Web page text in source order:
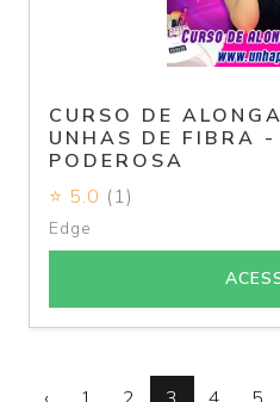
CURSO DE
UNHAS DE FIBRA -
PODEROSA
⭐ 5.0 (1)
Edge